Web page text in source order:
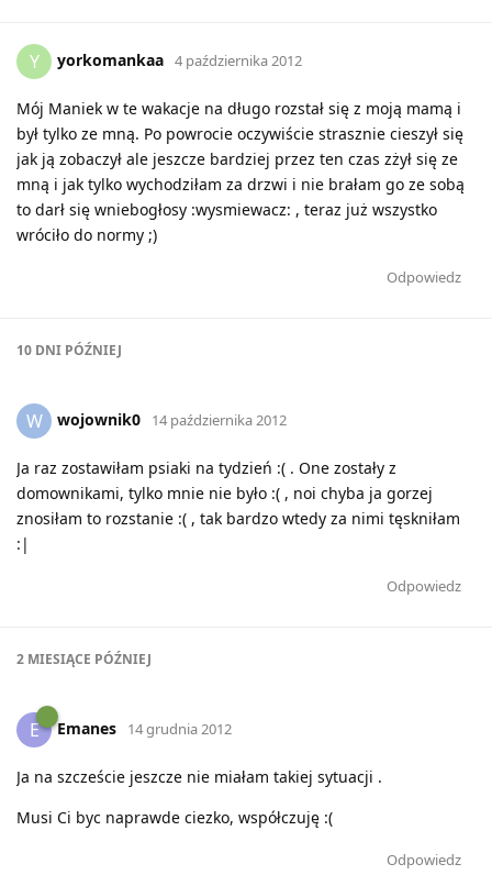
Y yorkomankaa 4 października 2012
Mój Maniek w te wakacje na długo rozstał się z moją mamą i
był tylko ze mną. Po powrocie oczywiście strasznie cieszył się
jak ją zobaczył ale jeszcze bardziej przez ten czas zżył się ze
mną i jak tylko wychodziłam za drzwi i nie brałam go ze sobą
to darł się wniebogłosy :wysmiewacz: , teraz już wszystko
wróciło do normy ;)
Odpowiedz
10 DNI PÓŹNIEJ
W wojownik0 14 października 2012
Ja raz zostawiłam psiaki na tydzień :( . One zostały z
domownikami, tylko mnie nie było :( , noi chyba ja gorzej
znosiłam to rozstanie :( , tak bardzo wtedy za nimi tęskniłam
:|
Odpowiedz
2 MIESIĄCE PÓŹNIEJ
E Emanes 14 grudnia 2012
Ja na szczeście jeszcze nie miałam takiej sytuacji .
Musi Ci byc naprawde ciezko, współczuję :(
Odpowiedz